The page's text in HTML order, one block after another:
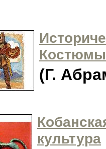
Костюмы
(Г.
культура